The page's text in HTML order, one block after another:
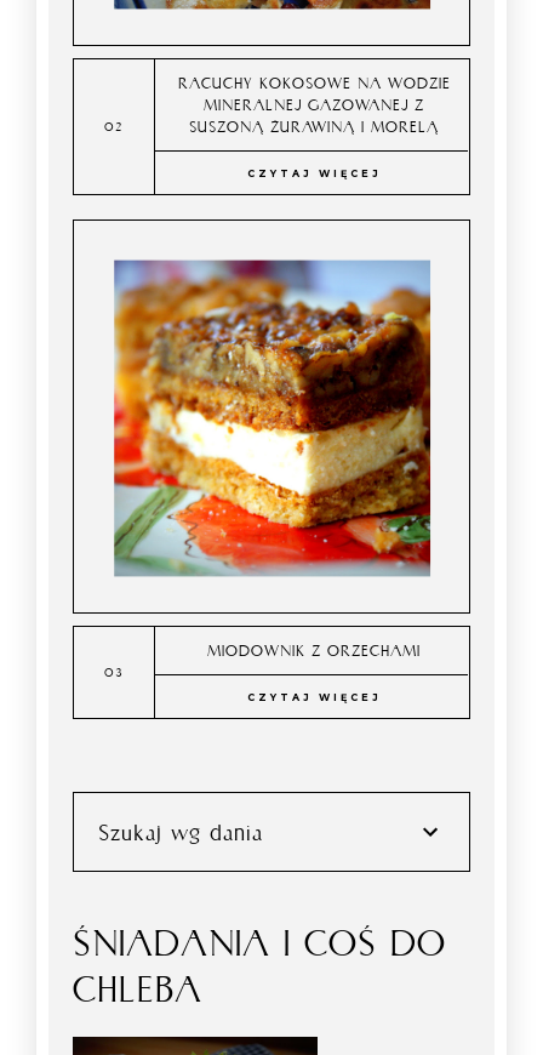
RACUCHY KOKOSOWE NA WODZIE
MINERALNEJ GAZOWANEJ Z
SUSZONĄ ŻURAWINĄ I MORELĄ
CZYTAJ WIĘCEJ
MIODOWNIK Z ORZECHAMI
CZYTAJ WIĘCEJ
Szukaj wg dania
ŚNIADANIA I COŚ DO
CHLEBA